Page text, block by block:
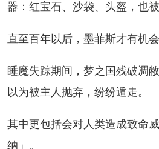
器：红宝石、沙袋、头盔，也被
百年以后，墨菲斯才有机会
失踪期间，梦之国残破凋敝
以为被主人抛弃，纷纷遁走。
更包括会对人类造成致命威
纳」。